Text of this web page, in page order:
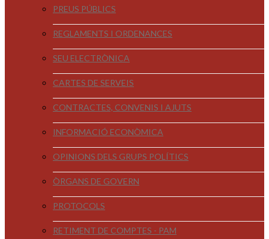
PREUS PÚBLICS
REGLAMENTS I ORDENANCES
SEU ELECTRÒNICA
CARTES DE SERVEIS
CONTRACTES, CONVENIS I AJUTS
INFORMACIÓ ECONÒMICA
OPINIONS DELS GRUPS POLÍTICS
ÒRGANS DE GOVERN
PROTOCOLS
RETIMENT DE COMPTES - PAM